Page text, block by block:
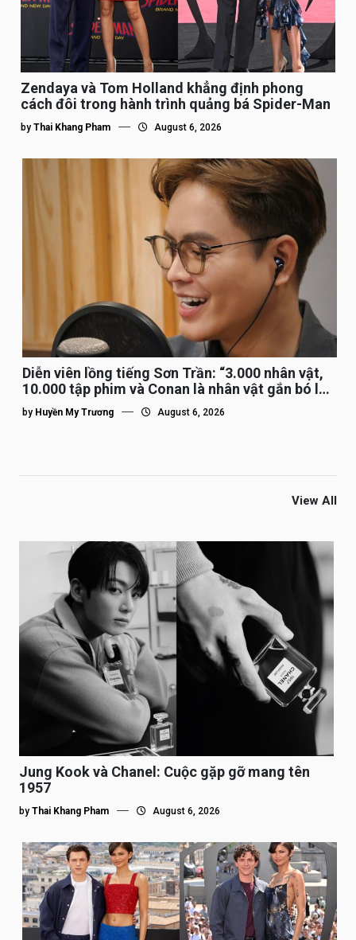
Zendaya và Tom Holland khẳng định phong
cách đôi trong hành trình quảng bá Spider-Man
by Thai Khang Pham August 6, 2026
Diễn viên lồng tiếng Sơn Trần: “3.000 nhân vật,
10.000 tập phim và Conan là nhân vật gắn bó lâu
nhất”
by Huyền My Trương August 6, 2026
View All
Jung Kook và Chanel: Cuộc gặp gỡ mang tên
1957
by Thai Khang Pham August 6, 2026